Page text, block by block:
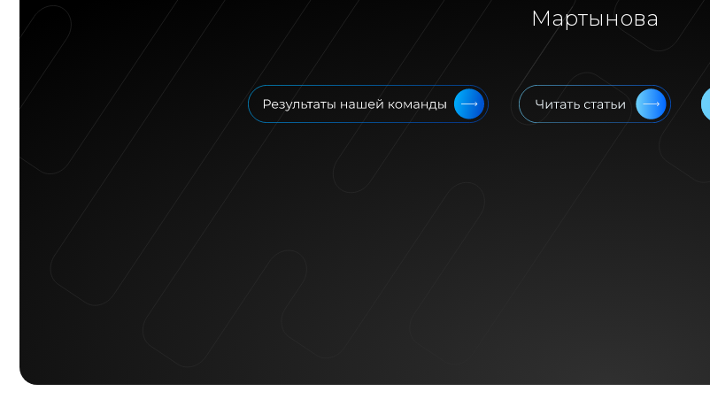
Мартынова